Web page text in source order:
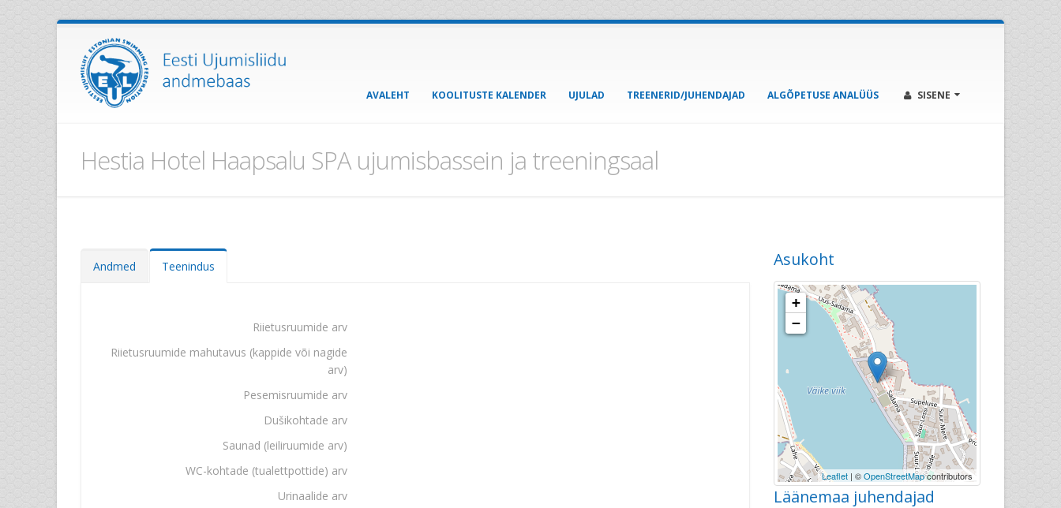
AVALEHT KOOLITUSTE KALENDER UJULAD TREENERID/JUHENDAJAD ALGÕPETUSE ANALÜÜS SISENE
Hestia Hotel Haapsalu SPA ujumisbassein ja treeningsaal
Andmed Teenindus
Riietusruumide arv
Riietusruumide mahutavus (kappide või nagide
arv)
Pesemisruumide arv
Dušikohtade arv
Saunad (leiliruumide arv)
WC-kohtade (tualettpottide) arv
Urinaalide arv
Asukoht
+
−
Leaflet | ©OpenStreetMapcontributors
Läänemaa juhendajad